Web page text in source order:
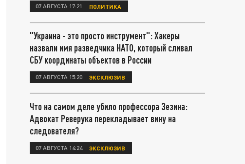
07 АВГУСТА 17:21 ПОЛИТИКА
"Украина - это просто инструмент": Хакеры
назвали имя разведчика НАТО, который сливал
СБУ координаты объектов в России
07 АВГУСТА 15:20 ЭКСКЛЮЗИВ
Что на самом деле убило профессора Зезина:
Адвокат Реверука перекладывает вину на
следователя?
07 АВГУСТА 14:24 ЭКСКЛЮЗИВ